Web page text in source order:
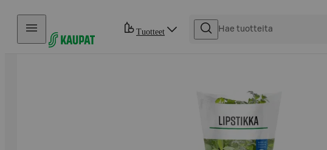
Hyppää sisältöön
Tuotteet